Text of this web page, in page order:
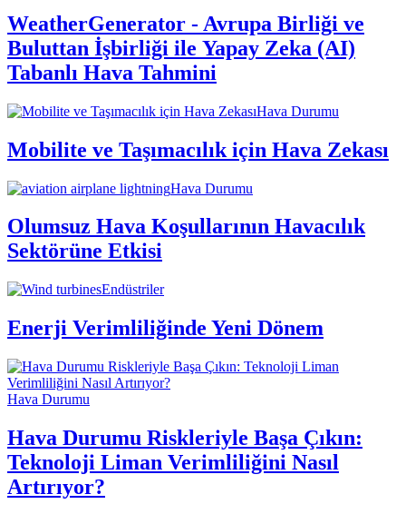
WeatherGenerator - Avrupa Birliği ve
Buluttan İşbirliği ile Yapay Zeka (AI)
Tabanlı Hava Tahmini
Hava Durumu
Mobilite ve Taşımacılık için Hava Zekası
Hava Durumu
Olumsuz Hava Koşullarının Havacılık
Sektörüne Etkisi
Endüstriler
Enerji Verimliliğinde Yeni Dönem
Hava Durumu
Hava Durumu Riskleriyle Başa Çıkın:
Teknoloji Liman Verimliliğini Nasıl
Artırıyor?